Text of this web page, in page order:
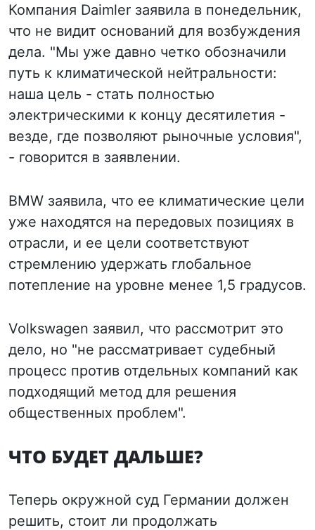
Компания Daimler заявила в понедельник,
что не видит оснований для возбуждения
дела. "Мы уже давно четко обозначили
путь к климатической нейтральности:
наша цель - стать полностью
электрическими к концу десятилетия -
везде, где позволяют рыночные условия",
- говорится в заявлении.
BMW заявила, что ее климатические цели
уже находятся на передовых позициях в
отрасли, и ее цели соответствуют
стремлению удержать глобальное
потепление на уровне менее 1,5 градусов.
Volkswagen заявил, что рассмотрит это
дело, но "не рассматривает судебный
процесс против отдельных компаний как
подходящий метод для решения
общественных проблем".
ЧТО БУДЕТ ДАЛЬШЕ?
Теперь окружной суд Германии должен
решить, стоит ли продолжать